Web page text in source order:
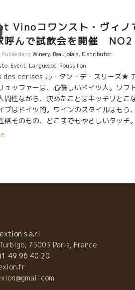
Vinoコワンスト・ヴィノ
呼んで試飲会を開催 NO2
Publié dans Winery, Beaujolais, Distributor,
, Event, Languedoc, Roussillon
cerises ル・タン・デ・スリーズ★
ュッファーは、心優しいドイツ人。ソフ
間性ながら、決めたことはキッチリとこ
プはドイツ的。ワインのスタイルはもう、
格そのもの、どこまでもやさしいタッチ。
た。 グイグイ飲めてしまうトビッキリ美味
奮闘するニコラ。寒い地方だけに軽やか
一人。 ★Domaine Mouressipe ムー
★ ローヌ地方とラングドック地方の境界線
ムに近いところ。ラングロールで一緒に働
ック・プフェーリングの造りを深く学んだ
エ。醸造所も新築して気合十分のミレジ
s.a.r.l.
75003 Paris, France
49 96 40 20